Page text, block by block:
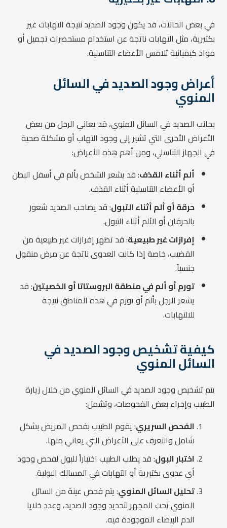
في بعض الحالات، قد يكون وجود الصديد نتيجة التهابات غير
بكتيرية، مثل التهابات ناتجة عن استخدام مستحضرات تجميل أو
مواد كيميائية تلامس الأعضاء التناسلية.
أعراض وجود الصديد في السائل
المنوي
بجانب الصديد في السائل المنوي، قد يعاني الرجل من بعض
الأعراض الأخرى التي تشير إلى وجود التهاب أو مشكلة صحية
في الجهاز التناسلي، ومن أهم هذه الأعراض:
ألم أثناء القذف: قد يشعر الشخص بألم في أسفل البطن
أو الأعضاء التناسلية أثناء القذف.
حرقة أو ألم أثناء التبول: قد يصاحب الصديد شعور
بالحرقان أو الألم أثناء التبول.
إفرازات غير طبيعية: قد تظهر إفرازات غير طبيعية من
القضيب، خاصة إذا كانت العدوى ناتجة عن مرض منقول
جنسياً.
تورم أو ألم في منطقة البروستاتا أو الخصيتين: قد
يشعر الرجل بألم أو تورم في هذه المناطق نتيجة
للالتهابات.
كيفية تشخيص وجود الصديد في
السائل المنوي
يتم تشخيص وجود الصديد في السائل المنوي من خلال زيارة
الطبيب وإجراء بعض الفحوصات، وتشمل:
الفحص السريري: يقوم الطبيب بفحص المريض بشكل
شامل والتعرف على الأعراض التي يعاني منها.
اختبار البول: قد يطلب الطبيب اختباراً للبول لفحص وجود
أي عدوى بكتيرية أو التهابات في المسالك البولية.
تحليل السائل المنوي: يتم فحص عينة من السائل
المنوي تحت المجهر لتحديد وجود الصديد، وعدد خلايا
الدم البيضاء الموجودة فيه.